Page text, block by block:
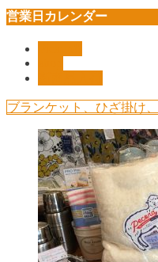
営業日カレンダー
ブランケット、ひざ掛け、